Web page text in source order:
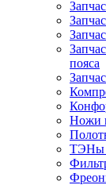
пояса
Ножи
ТЭНы